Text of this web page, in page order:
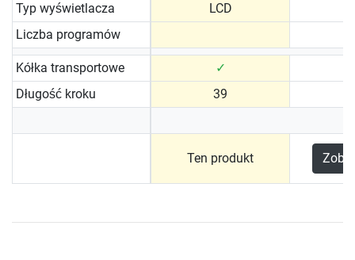
Typ wyświetlacza
LCD
Liczba programów
Kółka transportowe ✓
Długość kroku
39
Ten produkt